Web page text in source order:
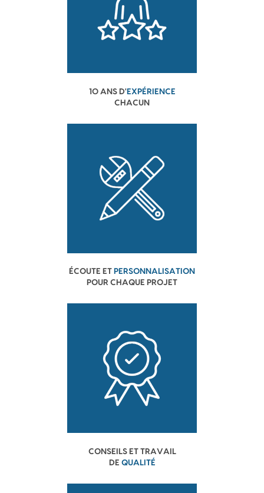
10 ANS D'EXPÉRIENCE
CHACUN
ÉCOUTE ET PERSONNALISATION
POUR CHAQUE PROJET
CONSEILS ET TRAVAIL
DE QUALITÉ